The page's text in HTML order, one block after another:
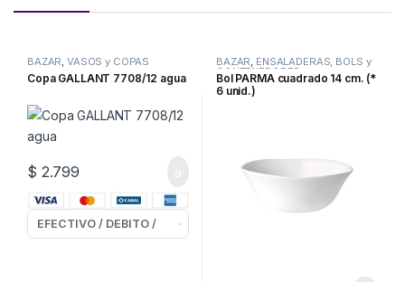
BAZAR,VASOS y COPAS
Copa GALLANT 7708/12 agua
$ 2.799
BAZAR, ENSALADERAS, BOLS y
CONTENEDORES
Bol PARMA cuadrado 14 cm. (*
6 unid.)